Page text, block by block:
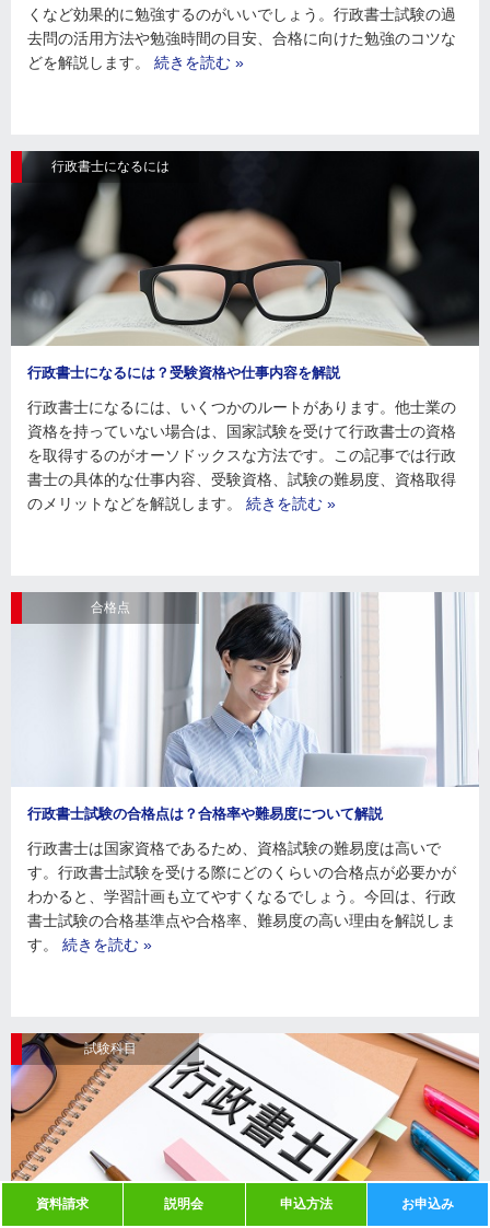
資料請求 説明会 申込方法 お申込み
くなど効果的に勉強するのがいいでしょう。行政書士試験の過
去問の活用方法や勉強時間の目安、合格に向けた勉強のコツな
どを解説します。 続きを読む »
行政書士になるには
行政書士になるには？受験資格や仕事内容を解説
行政書士になるには、いくつかのルートがあります。他士業の
資格を持っていない場合は、国家試験を受けて行政書士の資格
を取得するのがオーソドックスな方法です。この記事では行政
書士の具体的な仕事内容、受験資格、試験の難易度、資格取得
のメリットなどを解説します。 続きを読む »
合格点
行政書士試験の合格点は？合格率や難易度について解説
行政書士は国家資格であるため、資格試験の難易度は高いで
す。行政書士試験を受ける際にどのくらいの合格点が必要かが
わかると、学習計画も立てやすくなるでしょう。今回は、行政
書士試験の合格基準点や合格率、難易度の高い理由を解説しま
す。 続きを読む »
試験科目